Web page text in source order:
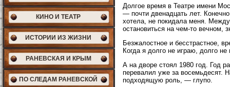
КИНО И ТЕАТР
ИСТОРИИ ИЗ ЖИЗНИ
РАНЕВСКАЯ И КРЫМ
ПО СЛЕДАМ РАНЕВСКОЙ
Долгое время в Театре имени
— почти двенадцать лет.
хотела, не покидала меня.
остановиться на чем-то вечном,
Безжалостное и бесстрастное,
Когда я долго не играю, долго
А на дворе стоял 1980 год. Год
перевалил уже за восемьдесят.
подходящую роль, — глупо.